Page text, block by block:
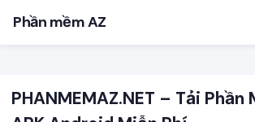
Phần mềm AZ
PHANMEMAZ.NET – Tải Phần